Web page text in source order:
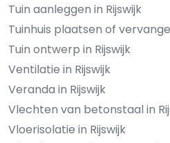
Tuin aanleggen in Rijswijk
Tuinhuis plaatsen of
Tuin ontwerp in Rijswijk
Ventilatie in Rijswijk
Veranda in Rijswijk
Vlechten van betonstaal in
Vloerisolatie in Rijswijk